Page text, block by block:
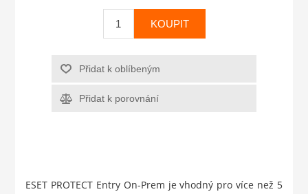
KOUPIT
Přidat k oblíbeným
Přidat k porovnání
ESET PROTECT Entry On-Prem je vhodný pro více než 5